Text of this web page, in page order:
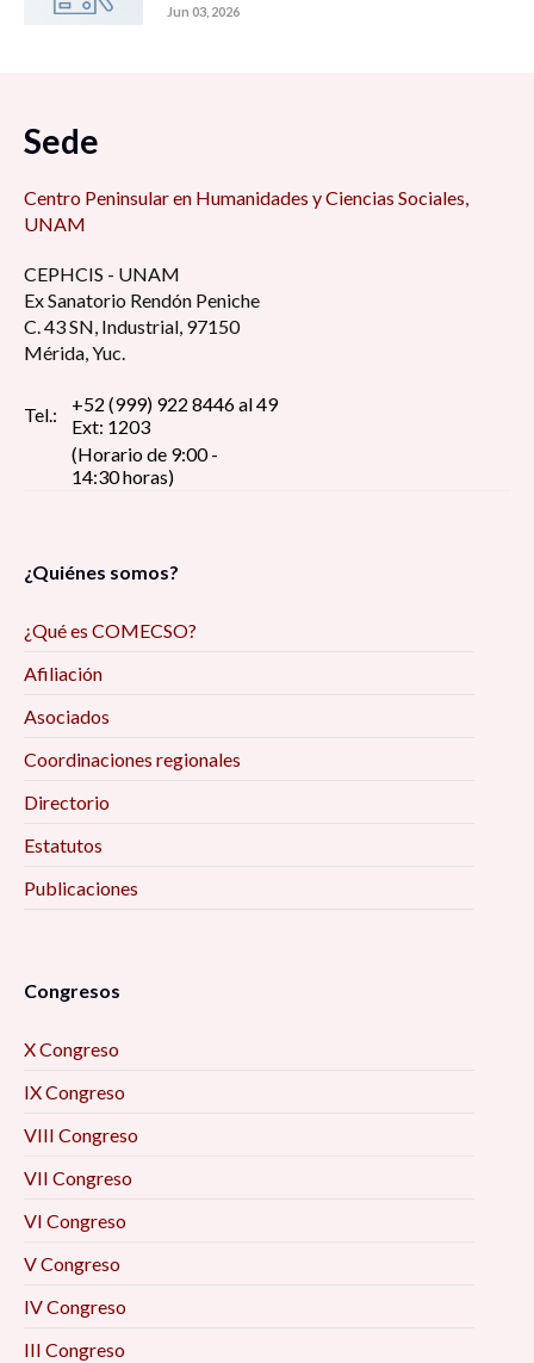
Jun 03, 2026
Sede
Centro Peninsular en Humanidades y Ciencias Sociales,
UNAM
CEPHCIS - UNAM
Ex Sanatorio Rendón Peniche
C. 43 SN, Industrial, 97150
Mérida, Yuc.
Tel.:
+52 (999) 922 8446 al 49
Ext: 1203
(Horario de 9:00 -
14:30 horas)
¿Quiénes somos?
¿Qué es COMECSO?
Afiliación
Asociados
Coordinaciones regionales
Directorio
Estatutos
Publicaciones
Congresos
X Congreso
IX Congreso
VIII Congreso
VII Congreso
VI Congreso
V Congreso
IV Congreso
III Congreso